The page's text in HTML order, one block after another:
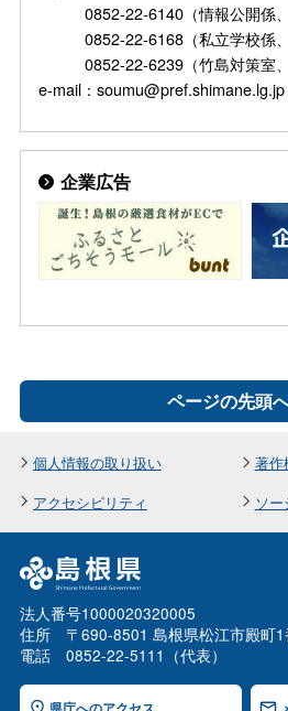
0852-22-6140（情報公開係、
0852-22-6168（私立学校係、
0852-22-6239（竹島対策室、
e-mail：soumu@pref.shimane.lg.jp
企業広告
ページの先頭
個人情報の取り扱い
著作
アクセシビリティ
ソ
法人番号1000020320005
住所 〒690-8501 島根県松江市殿町1
電話 0852-22-5111（代表）